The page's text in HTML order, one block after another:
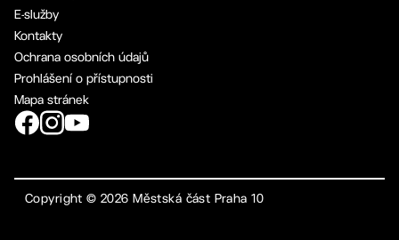
E-služby
Kontakty
Ochrana osobních údajů
Prohlášení o přístupnosti
Mapa stránek
Copyright ©2026 Městská část Praha 10